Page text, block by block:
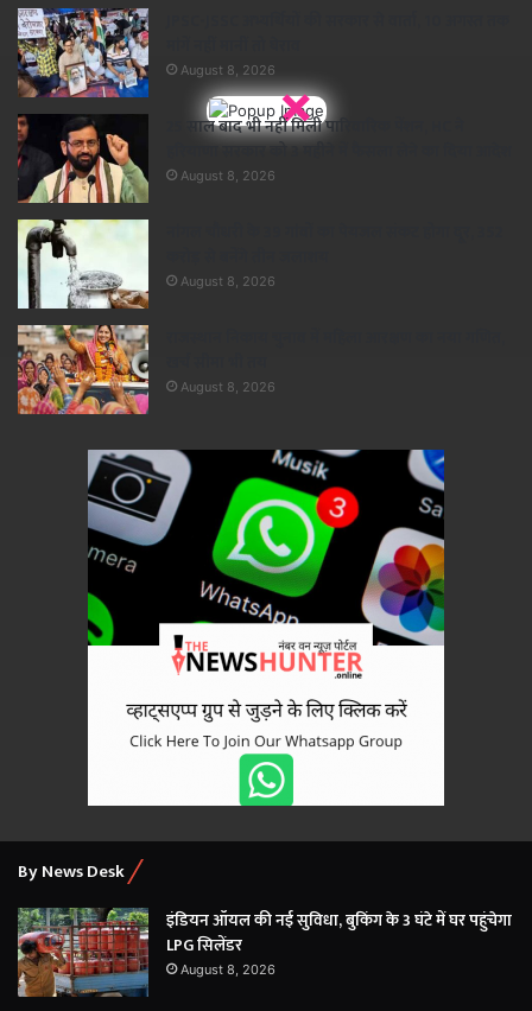
×
August 8, 2026
25 साल बाद भी नहीं मिली पारिवारिक पेंशन, HC ने
August 8, 2026
August 8, 2026
August 8, 2026
By News Desk
इंडियन ऑयल की नई सुविधा, बुकिंग के 3 घंटे में घर पहुंचेगा
LPG सिलेंडर
August 8, 2026